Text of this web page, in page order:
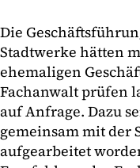
Die
Stadtwerke hätten
ehemaligen
Fachanwalt prüfen
auf Anfrage. Dazu
gemeinsam mit der
aufgearbeitet